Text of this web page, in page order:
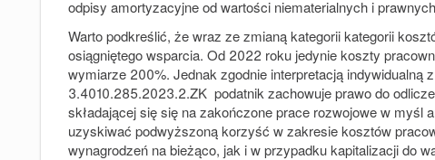
odpisy amortyzacyjne od wartości niematerialnych i
Warto podkreślić, że wraz ze zmianą kategorii kategorii
osiągniętego wsparcia. Od 2022 roku jedynie koszty
wymiarze 200%. Jednak zgodnie interpretacją indywidualną
3.4010.285.2023.2.ZK podatnik zachowuje prawo do
składającej się się na zakończone prace rozwojowe w myśl
uzyskiwać podwyższoną korzyść w zakresie kosztów
wynagrodzeń na bieżąco, jak i w przypadku kapitalizacji do